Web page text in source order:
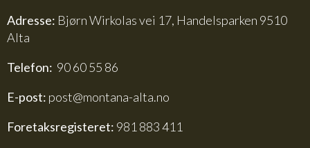
Adresse: Bjørn Wirkolas vei 17, Handelsparken 9510
Alta
Telefon: 90 60 55 86
E-post: post@montana-alta.no
Foretaksregisteret: 981 883 411